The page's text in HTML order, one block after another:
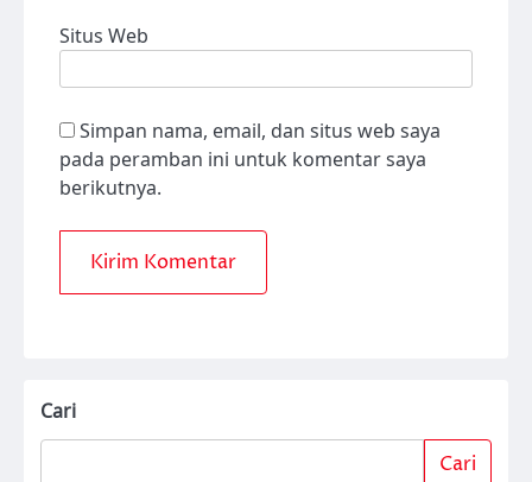
Situs Web
Simpan nama, email, dan situs web saya
pada peramban ini untuk komentar saya
berikutnya.
Cari
Cari